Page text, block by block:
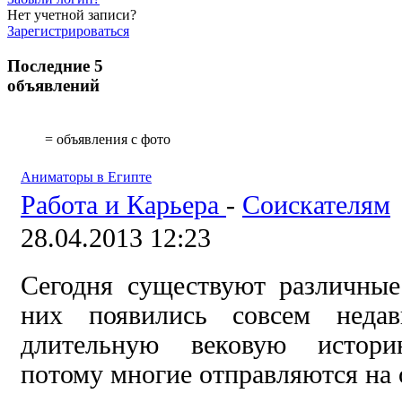
Нет учетной записи?
Зарегистрироваться
Последние 5
объявлений
= объявления с фото
Аниматоры в Египте
Работа и Карьера - Соискателям
28.04.2013 12:23
Сегодня существуют
них появились совсем
длительную вековую
потому многие отправляются на